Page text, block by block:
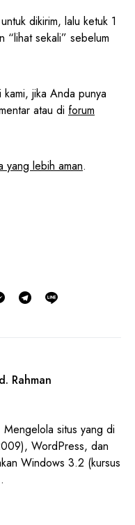
dikirim, lalu ketuk 1
“lihat sekali” sebelum
jika Anda punya
atau di forum
yang lebih aman.
Rahman
situs yang di
WordPress, dan
Windows 3.2 (kursus